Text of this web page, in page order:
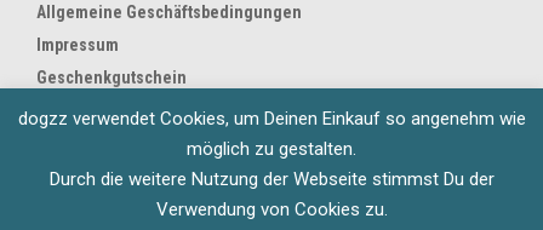
Allgemeine Geschäftsbedingungen
Impressum
Geschenkgutschein
dogzz verwendet Cookies, um Deinen Einkauf so angenehm wie
möglich zu gestalten.
Durch die weitere Nutzung der Webseite stimmst Du der
Verwendung von Cookies zu.